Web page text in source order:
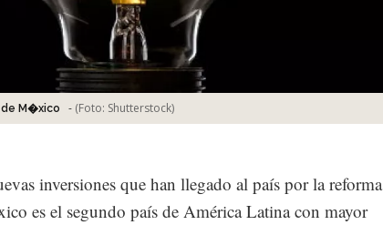
M�xico - (Foto: Shutterstock)
inversiones que han llegado al país por la reforma
es el segundo país de América Latina con mayor